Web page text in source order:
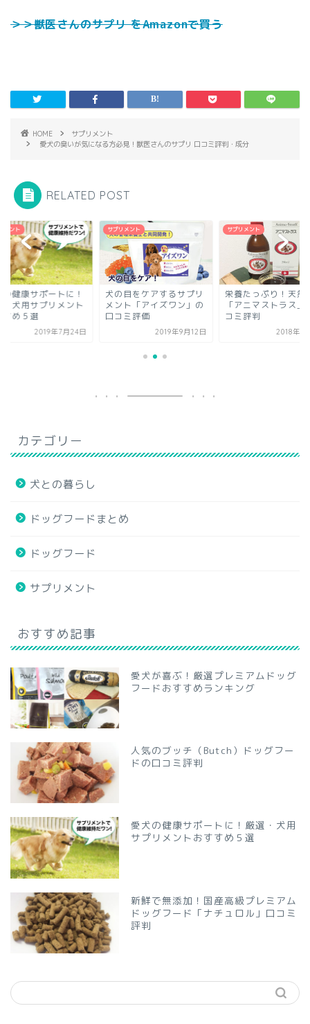
＞＞獣医さんのサプリ をAmazonで買う
HOME
サプリメント
愛犬の臭いが気になる方必見！獣医さんのサプリ 口コミ評判・成分
RELATED POST
メント
目をケアするサプリ
ト「アイズワン」の
ミ評価
2019年9月12日
サプリメント
栄養たっぷり！天然酵母
「アニマストラス」の口
コミ評判
2018年10月1日
サプリメント
愛犬の健康サポート
厳選・犬用サプリメ
おすすめ５選
2019年7
カテゴリー
犬との暮らし
ドッグフードまとめ
ドッグフード
サプリメント
おすすめ記事
愛犬が喜ぶ！厳選プレミアムドッグ
フードおすすめランキング
人気のブッチ（Butch）ドッグフー
ドの口コミ評判
愛犬の健康サポートに！厳選・犬用
サプリメントおすすめ５選
新鮮で無添加！国産高級プレミアム
ドッグフード「ナチュロル」口コミ
評判